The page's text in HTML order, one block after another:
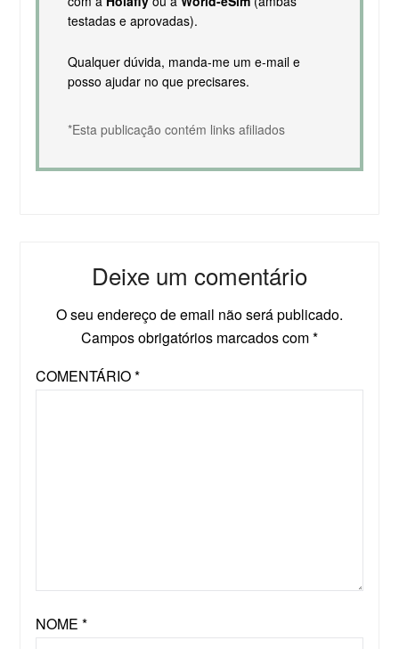
testadas e aprovadas).
Qualquer dúvida, manda-me um e-mail e
posso ajudar no que precisares.
*Esta publicação contém links afiliados
Deixe um comentário
O seu endereço de email não será publicado.
Campos obrigatórios marcados com*
COMENTÁRIO*
NOME *